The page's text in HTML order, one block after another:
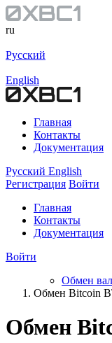
ru
Русский
English
Главная
Контакты
Документация
Русский English
Регистрация Войти
Главная
Контакты
Документация
Войти
Обмен
Обмен Bitcoin
Обмен